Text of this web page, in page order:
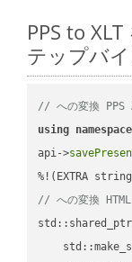
PPS to
テップバ
// への変換
using namespace
api->
// への変換